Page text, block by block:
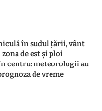
în sudul țării, vânt
de est și ploi
centru: meteorologii au
de vreme